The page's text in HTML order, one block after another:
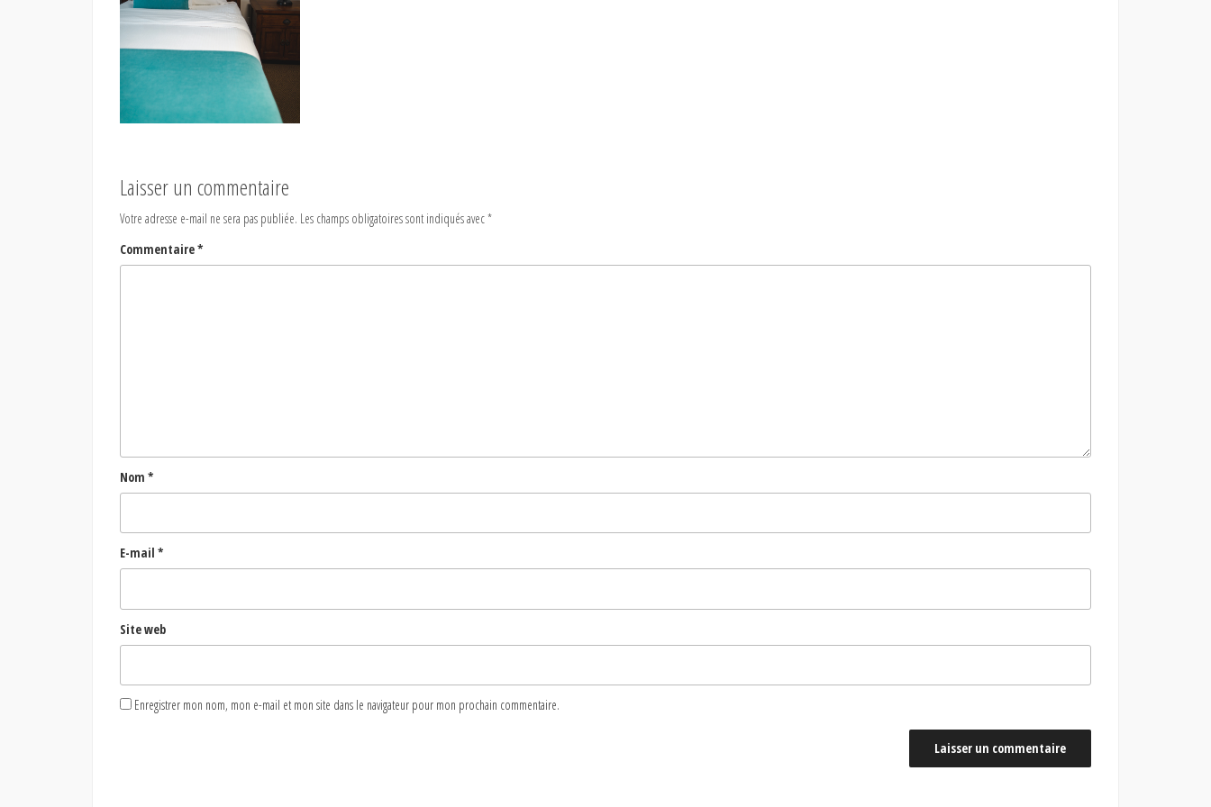
Laisser un commentaire
Votre adresse e-mail ne sera pas publiée. Les champs obligatoires sont indiqués avec*
Commentaire*
Nom *
E-mail *
Site web
Enregistrer mon nom, mon e-mail et mon site dans le navigateur pour mon prochain commentaire.